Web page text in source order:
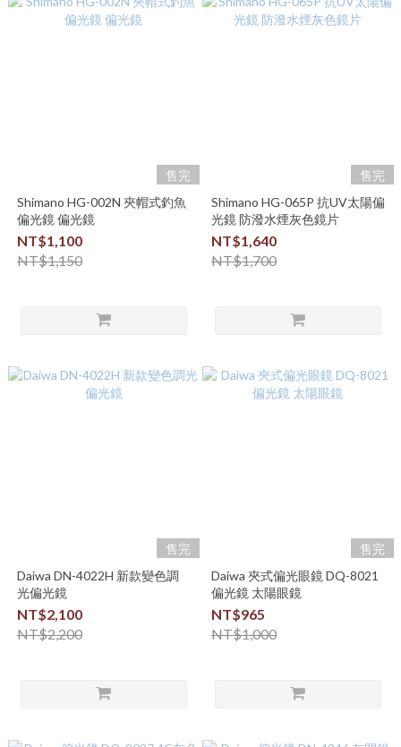
售完
Shimano HG-002N 夾帽式釣魚
偏光鏡 偏光鏡
NT$1,100
NT$1,150
售完
Shimano HG-065P 抗UV太陽偏
光鏡 防潑水煙灰色鏡片
NT$1,640
NT$1,700
售完
Daiwa DN-4022H 新款變色調
光偏光鏡
NT$2,100
NT$2,200
售完
Daiwa 夾式偏光眼鏡 DQ-8021
偏光鏡 太陽眼鏡
NT$965
NT$1,000